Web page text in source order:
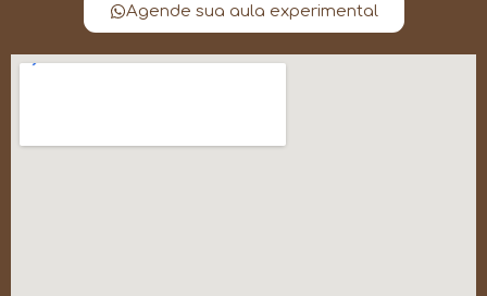
Agende sua aula experimental